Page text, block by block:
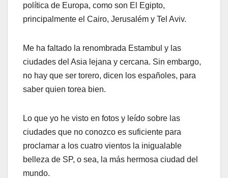
política de Europa, como son El Egipto,
principalmente el Cairo, Jerusalém y Tel Aviv.
Me ha faltado la renombrada Estambul y las
ciudades del Asia lejana y cercana. Sin embargo,
no hay que ser torero, dicen los españoles, para
saber quien torea bien.
Lo que yo he visto en fotos y leído sobre las
ciudades que no conozco es suficiente para
proclamar a los cuatro vientos la inigualable
belleza de SP, o sea, la más hermosa ciudad del
mundo.